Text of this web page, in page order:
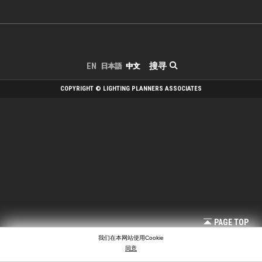
搜寻
EN 日本語 中文
PAGE TOP
COPYRIGHT © LIGHTING PLANNERS ASSOCIATES
我们在本网站使用Cookie
同意